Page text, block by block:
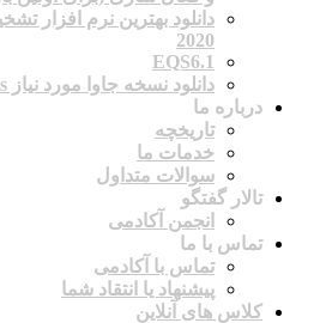
دانلود بهترین نرم افزار
2020
EQS6.1
دانلود نسخه جاوا مورد نیاز smart pls
درباره ما
تاریخچه
خدمات ما
سوالات متداول
تالار گفتگو
انجمن آکادمی
تماس با ما
تماس با آکادمی
پیشنهاد یا انتقاد شما
کلاس های آنلاین